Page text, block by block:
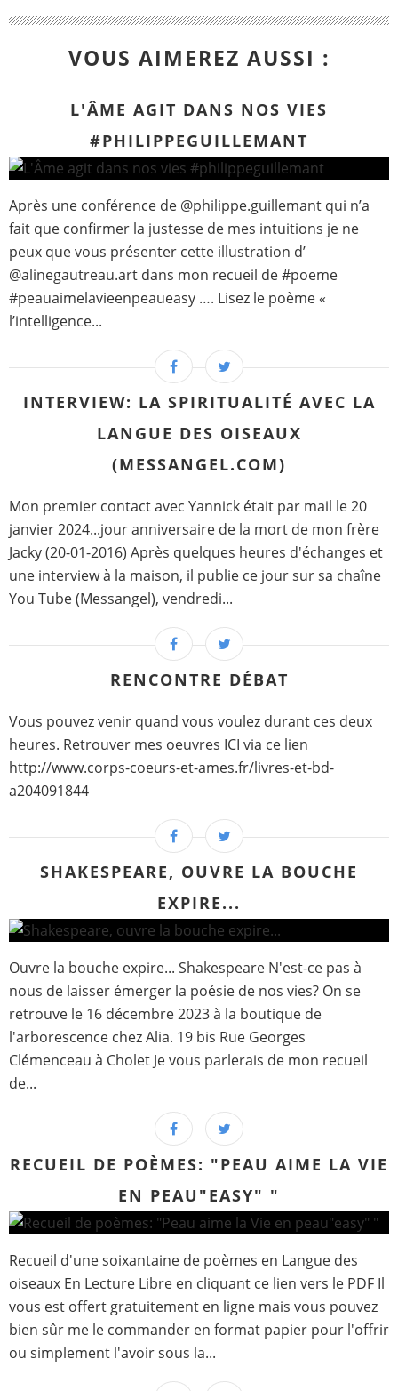
VOUS AIMEREZ AUSSI :
L'ÂME AGIT DANS NOS VIES
#PHILIPPEGUILLEMANT
Après une conférence de @philippe.guillemant qui n’a
fait que confirmer la justesse de mes intuitions je ne
peux que vous présenter cette illustration d’
@alinegautreau.art dans mon recueil de #poeme
#peauaimelavieenpeaueasy …. Lisez le poème «
l’intelligence...
INTERVIEW: LA SPIRITUALITÉ AVEC LA
LANGUE DES OISEAUX
(MESSANGEL.COM)
Mon premier contact avec Yannick était par mail le 20
janvier 2024...jour anniversaire de la mort de mon frère
Jacky (20-01-2016) Après quelques heures d'échanges et
une interview à la maison, il publie ce jour sur sa chaîne
You Tube (Messangel), vendredi...
RENCONTRE DÉBAT
Vous pouvez venir quand vous voulez durant ces deux
heures. Retrouver mes oeuvres ICI via ce lien
http://www.corps-coeurs-et-ames.fr/livres-et-bd-
a204091844
SHAKESPEARE, OUVRE LA BOUCHE
EXPIRE...
Ouvre la bouche expire... Shakespeare N'est-ce pas à
nous de laisser émerger la poésie de nos vies? On se
retrouve le 16 décembre 2023 à la boutique de
l'arborescence chez Alia. 19 bis Rue Georges
Clémenceau à Cholet Je vous parlerais de mon recueil
de...
RECUEIL DE POÈMES: "PEAU AIME LA VIE
EN PEAU"EASY" "
Recueil d'une soixantaine de poèmes en Langue des
oiseaux En Lecture Libre en cliquant ce lien vers le PDF Il
vous est offert gratuitement en ligne mais vous pouvez
bien sûr me le commander en format papier pour l'offrir
ou simplement l'avoir sous la...